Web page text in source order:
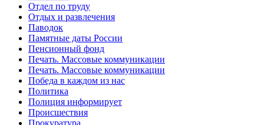
Отдел по труду
Отдых и развлечения
Паводок
Памятные даты России
Пенсионный фонд
Печать. Массовые коммуникации
Печать. Массовые коммуникации
Победа в каждом из нас
Политика
Полиция информирует
Происшествия